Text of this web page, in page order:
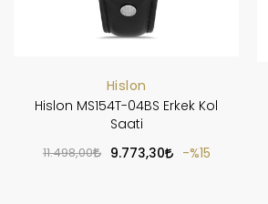
Hislon
Hislon MS154T-04BS Erkek Kol
Saati
11.498,00 9.773,30 %15